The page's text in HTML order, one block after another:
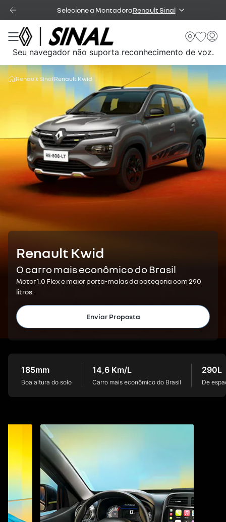
Selecione a MontadoraRenault Sinal
Seu navegador não suporta reconhecimento de voz.
Renault SinalRenault Kwid
Renault Kwid
O carro mais econômico do Brasil
Motor 1.0 Flex e maior porta-malas da categoria com 290
litros.
Enviar Proposta
185mm
Boa altura do solo
14,6 Km/L
Carro mais econômico do Brasil
290L
De